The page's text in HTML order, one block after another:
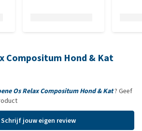
Compositum Hond & Kat
Os Relax Compositum Hond & Kat? Geef
Schrijf jouw eigen review